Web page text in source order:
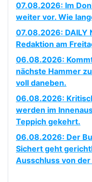
07.08.2026: Im
weiter vor. Wie
07.08.2026: DAILY
Redaktion am
06.08.2026:
nächste Hammer
voll daneben.
06.08.2026:
werden im
Teppich gekehrt.
06.08.2026: Der
Sichert geht
Ausschluss von der